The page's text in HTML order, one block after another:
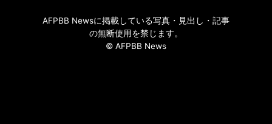
AFPBB Newsに掲載している写真・見出し・記事
の無断使用を禁じます。
© AFPBB News